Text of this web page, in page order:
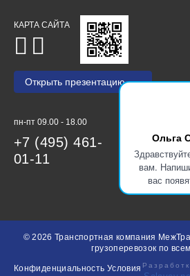
Ольга
вам.
вас
КАРТА САЙТА
Открыть презентацию
пн-пт 09.00 - 18.00
+7 (495) 461-
01-11
© 2026 Транспортная компания
грузоперевозок по
Конфиденциальность Условия